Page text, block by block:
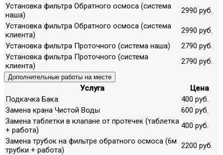
Установка фильтра Обратного осмоса (система
наша)
2990 руб.
Установка фильтра Обратного осмоса (система
клиента)
2990 руб.
Установка фильтра Проточного (система наша)
2790 руб.
Установка фильтра Проточного (система
клиента)
2790 руб.
Дополнительные работы на месте
Услуга
Цена
Подкачка Бака
400 руб.
Замена крана Чистой Воды
600 руб.
Замена таблетки в клапане от протечек (таблетка
+ работа)
400 руб.
Замена трубок на фильтре обратного осмоса (6м
трубки + работа)
2200 руб.